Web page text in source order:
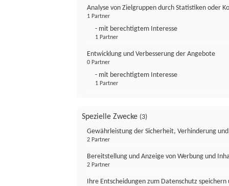
Analyse von Zielgruppen durch Statistiken oder
1 Partner
- mit berechtigtem Interesse
1 Partner
Entwicklung und Verbesserung der Angebote
0 Partner
- mit berechtigtem Interesse
1 Partner
Spezielle Zwecke (3)
Gewährleistung der Sicherheit, Verhinderung
2 Partner
Bereitstellung und Anzeige von Werbung und
2 Partner
Ihre Entscheidungen zum Datenschutz